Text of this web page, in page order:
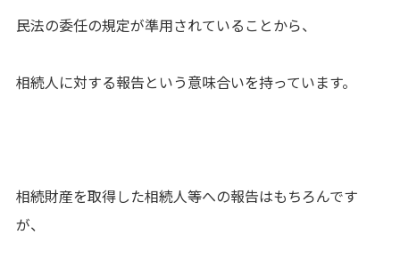
民法の委任の規定が準用されていることから、
相続人に対する報告という意味合いを持っています。
相続財産を取得した相続人等への報告はもちろんです
が、